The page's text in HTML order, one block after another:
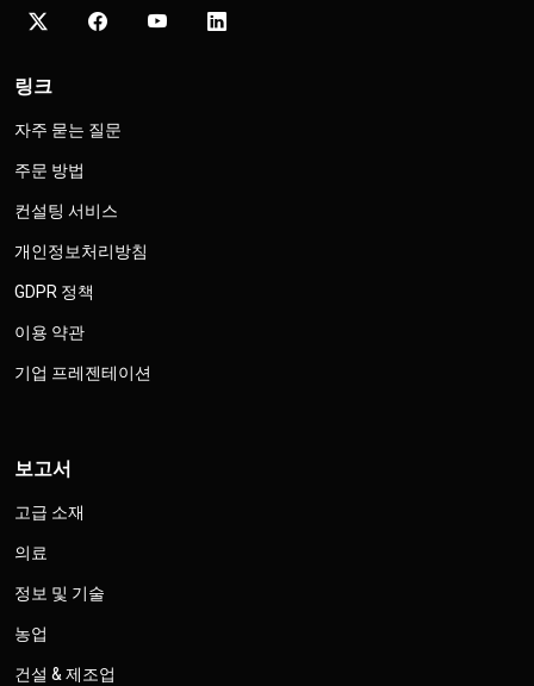
링크
자주 묻는 질문
주문 방법
컨설팅 서비스
개인정보처리방침
GDPR 정책
이용 약관
기업 프레젠테이션
보고서
고급 소재
의료
정보 및 기술
농업
건설 & 제조업